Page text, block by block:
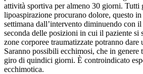
attività sportiva per almeno 30 giorni. Tutti
lipoaspirazione procurano dolore, questo
settimana dall’intervento diminuendo con il
seconda delle posizioni in cui il paziente si
zone corporee traumatizzate potranno
Saranno possibili ecchimosi, che in genere
giro di quindici giorni. È controindicato
ecchimotica.